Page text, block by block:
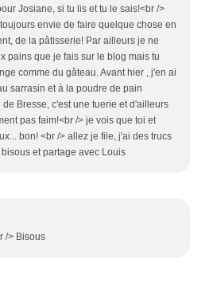
Josiane, si tu lis et tu le sais!<br />
envie de faire quelque chose en
de la pâtisserie! Par ailleurs je ne
pains que je fais sur le blog mais tu
comme du gâteau. Avant hier , j'en ai
sarrasin et à la poudre de pain
Bresse, c'est une tuerie et d'ailleurs
pas faim!<br /> je vois que toi et
bon! <br /> allez je file, j'ai des trucs
et partage avec Louis
/> Bisous